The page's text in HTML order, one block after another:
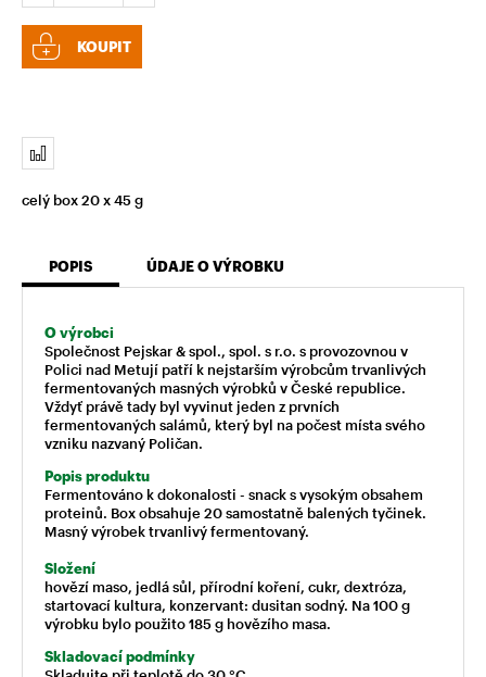
KOUPIT
celý box 20 x 45 g
POPIS ÚDAJE O VÝROBKU
O výrobci
Společnost Pejskar & spol., spol. s r.o. s provozovnou v
Polici nad Metují patří k nejstarším výrobcům trvanlivých
fermentovaných masných výrobků v České republice.
Vždyť právě tady byl vyvinut jeden z prvních
fermentovaných salámů, který byl na počest místa svého
vzniku nazvaný Poličan.
Popis produktu
Fermentováno k dokonalosti - snack s vysokým obsahem
proteinů. Box obsahuje 20 samostatně balených tyčinek.
Masný výrobek trvanlivý fermentovaný.
Složení
hovězí maso, jedlá sůl, přírodní koření, cukr, dextróza,
startovací kultura, konzervant: dusitan sodný. Na 100 g
výrobku bylo použito 185 g hovězího masa.
Skladovací podmínky